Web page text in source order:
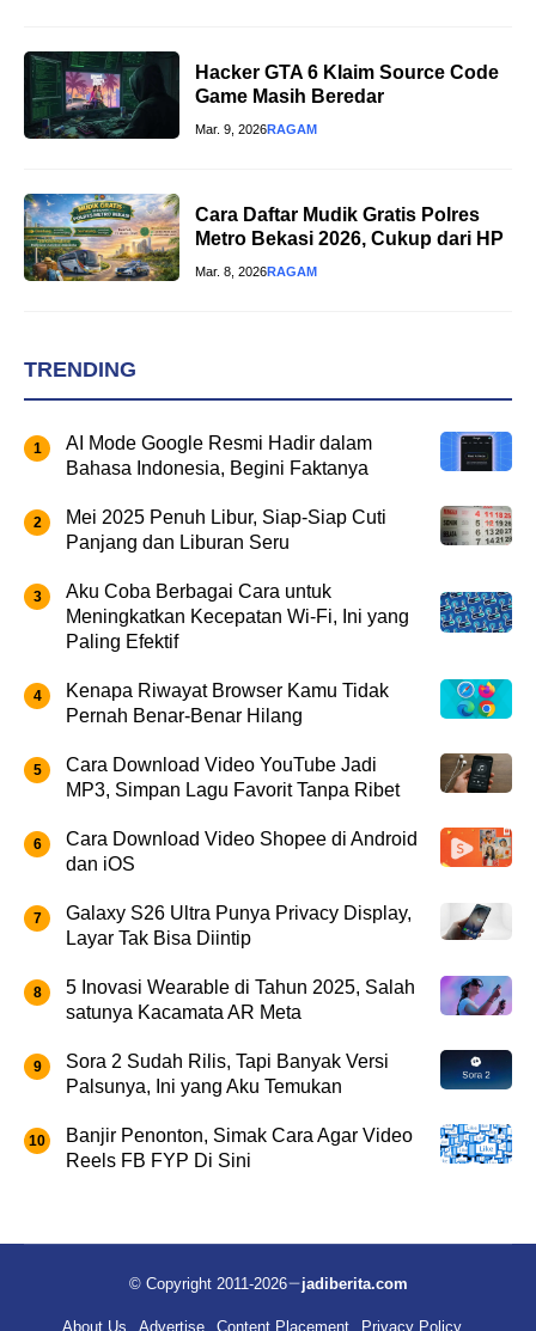
Hacker GTA 6 Klaim Source Code
Game Masih Beredar
Mar. 9, 2026RAGAM
Cara Daftar Mudik Gratis Polres
Metro Bekasi 2026, Cukup dari HP
Mar. 8, 2026RAGAM
TRENDING
AI Mode Google Resmi Hadir dalam
Bahasa Indonesia, Begini Faktanya
Mei 2025 Penuh Libur, Siap-Siap Cuti
Panjang dan Liburan Seru
Aku Coba Berbagai Cara untuk
Meningkatkan Kecepatan Wi-Fi, Ini yang
Paling Efektif
Kenapa Riwayat Browser Kamu Tidak
Pernah Benar-Benar Hilang
Cara Download Video YouTube Jadi
MP3, Simpan Lagu Favorit Tanpa Ribet
Cara Download Video Shopee di Android
dan iOS
Galaxy S26 Ultra Punya Privacy Display,
Layar Tak Bisa Diintip
5 Inovasi Wearable di Tahun 2025, Salah
satunya Kacamata AR Meta
Sora 2 Sudah Rilis, Tapi Banyak Versi
Palsunya, Ini yang Aku Temukan
Banjir Penonton, Simak Cara Agar Video
Reels FB FYP Di Sini
© Copyright 2011-2026 jadiberita.com
About Us Advertise Content Placement Privacy Policy